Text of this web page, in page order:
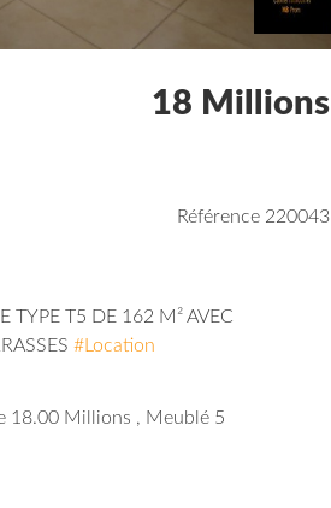
18 Millions
Référence 220043
TYPE T5 DE 162 M² AVEC
#Location
18.00 Millions , Meublé 5